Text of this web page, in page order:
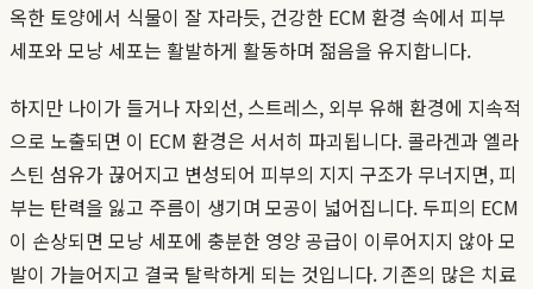
옥한 토양에서 식물이 잘 자라듯, 건강한 ECM 환경 속에서 피부
세포와 모낭 세포는 활발하게 활동하며 젊음을 유지합니다.
하지만 나이가 들거나 자외선, 스트레스, 외부 유해 환경에 지속적
으로 노출되면 이 ECM 환경은 서서히 파괴됩니다. 콜라겐과 엘라
스틴 섬유가 끊어지고 변성되어 피부의 지지 구조가 무너지면, 피
부는 탄력을 잃고 주름이 생기며 모공이 넓어집니다. 두피의 ECM
이 손상되면 모낭 세포에 충분한 영양 공급이 이루어지지 않아 모
발이 가늘어지고 결국 탈락하게 되는 것입니다. 기존의 많은 치료